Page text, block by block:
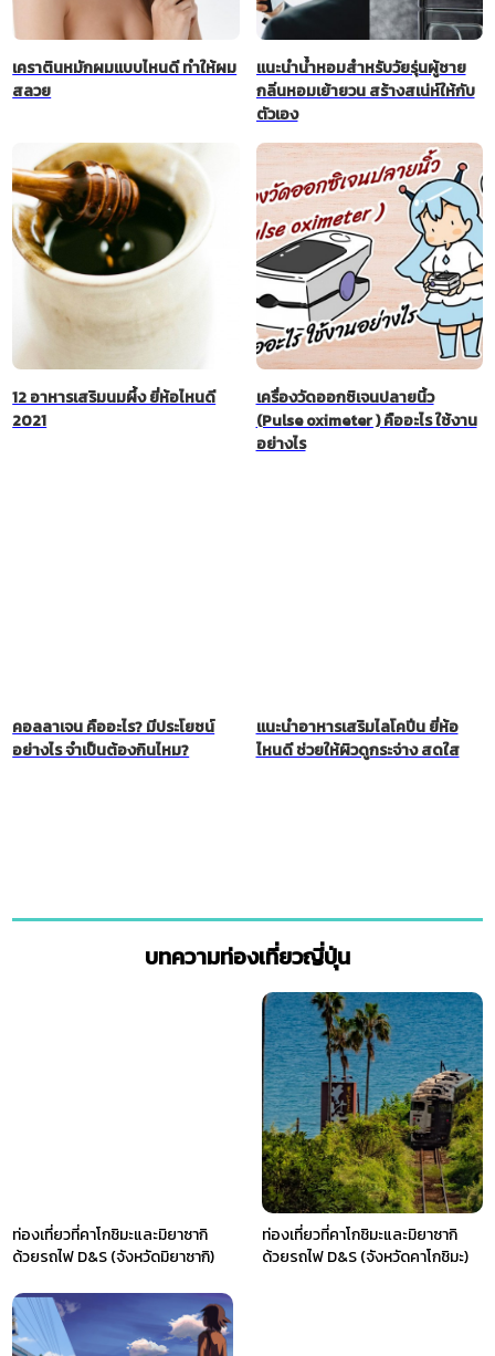
เคราตินหมักผมแบบไหนดี ทำให้ผม
สลวย
แนะนำน้ำหอมสำหรับวัยรุ่นผู้ชาย
กลิ่นหอมเย้ายวน สร้างสเน่ห์ให้กับ
ตัวเอง
12 อาหารเสริมนมผึ้ง ยี่ห้อไหนดี
2021
เครื่องวัดออกซิเจนปลายนิ้ว
(Pulse oximeter ) คืออะไร ใช้งาน
อย่างไร
คอลลาเจน คืออะไร? มีประโยชน์
อย่างไร จำเป็นต้องกินไหม?
แนะนำอาหารเสริมไลโคปีน ยี่ห้อ
ไหนดี ช่วยให้ผิวดูกระจ่าง สดใส
บทความท่องเที่ยวญี่ปุ่น
ท่องเที่ยวที่คาโกชิมะและมิยาซากิ
ด้วยรถไฟ D&S (จังหวัดมิยาซากิ)
ท่องเที่ยวที่คาโกชิมะและมิยาซากิ
ด้วยรถไฟ D&S (จังหวัดคาโกชิมะ)